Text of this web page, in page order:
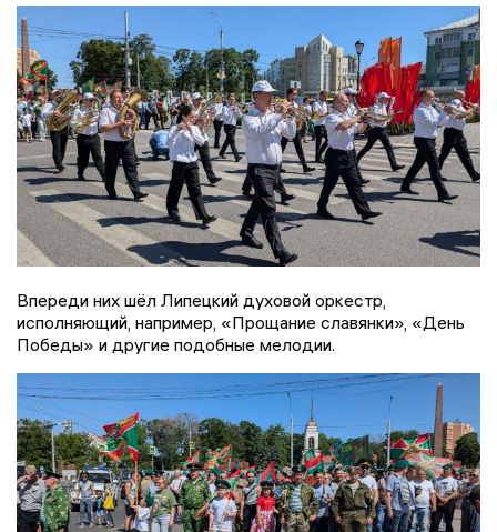
Впереди них шёл Липецкий духовой оркестр,
исполняющий, например, «Прощание славянки», «День
Победы» и другие подобные мелодии.